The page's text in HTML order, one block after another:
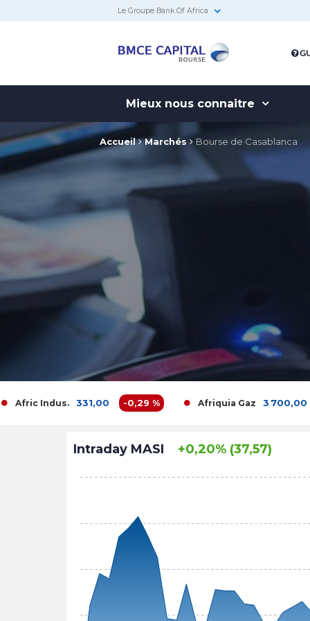
Le Groupe Bank Of Africa
Bourse
Mieux nous connaitre
Accueil Marchés Bourse de Casablanca
331,00 -0,29 % Afriquia Gaz 3 700,00 -1,35 %
Intraday MASI +0,20% (37,57)